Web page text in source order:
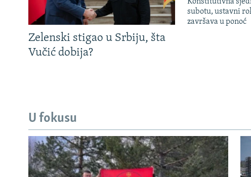
Zelenski stigao u Srbiju, šta
Vučić dobija?
subotu, ustavni
završava u ponoć
U fokusu